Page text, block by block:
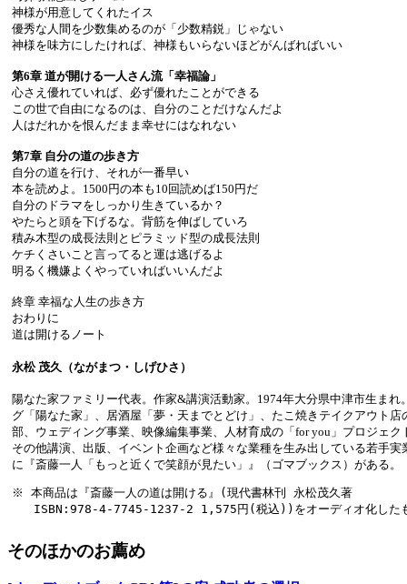
神様が用意してくれたイス
優秀な人間を少数集めるのが「少数精鋭」じゃない
神様を味方にしたければ、神様もいらないほどがんばればいい
第6章 道が開ける一人さん流「幸福論」
心さえ優れていれば、必ず優れたことができる
この世で自由になるのは、自分のことだけなんだよ
人はだれかを恨んだまま幸せにはなれない
第7章 自分の道の歩き方
自分の道を行け、それが一番早い
本を読めよ。1500円の本も10回読めば150円だ
自分のドラマをしっかり生きているか？
やたらと頭を下げるな。背筋を伸ばしていろ
積み木型の成長法則とピラミッド型の成長法則
ケチくさいこと言ってると運は逃げるよ
明るく機嫌よくやっていればいいんだよ
終章 幸福な人生の歩き方
おわりに
道は開けるノート
永松 茂久（ながまつ・しげひさ）
陽なた家ファミリー代表。作家&講演活動家。1974年大分県中津市生まれ
グ「陽なた家」、居酒屋「夢・天までとどけ」、たこ焼きテイクアウト店
部、ウェディング事業、映像編集事業、人材育成の「for you」プロジェク
その他講演、出版、イベント企画など様々な業種を生み出している若手実
に『斎藤一人「もっと近くで笑顔が見たい」』（ゴマブックス）がある。
※ 本商品は『斎藤一人の道は開ける』(現代書林刊 永松茂久著
そのほかのお薦め